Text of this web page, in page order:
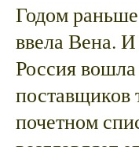
Годом
ввела Вена.
Россия
поставщиков
почетном